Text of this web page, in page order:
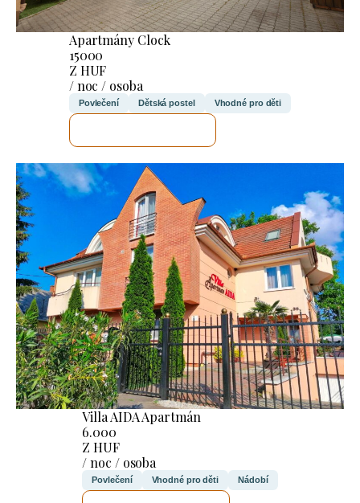
Apartmány Clock
15000
Z HUF
/ noc / osoba
Povlečení Dětská postel Vhodné pro děti
Villa AIDA Apartmán
6.000
Z HUF
/ noc / osoba
Povlečení Vhodné pro děti Nádobí